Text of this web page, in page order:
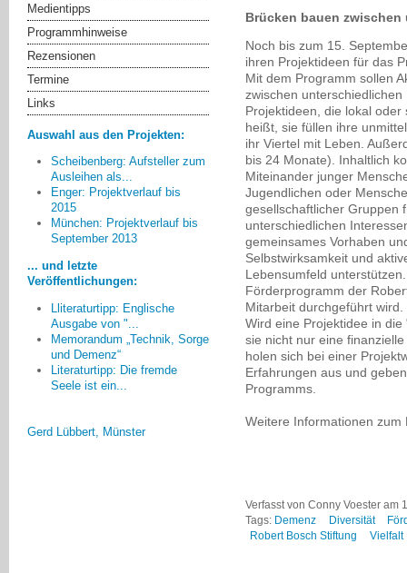
Brücken bauen
Noch bis zum 15.
ihren Projektideen für das
Mit dem Programm sollen
zwischen
Projektideen, die lokal
heißt, sie füllen ihre
ihr Viertel mit Leben.
bis 24 Monate). Inhaltlich
Miteinander junger
Jugendlichen oder
gesellschaftlicher Gruppen
unterschiedlichen
gemeinsames Vorhaben
Selbstwirksamkeit und
Lebensumfeld
Förderprogramm der
Mitarbeit durchgeführt wird.
Wird eine Projektidee in
sie nicht nur eine
holen sich bei einer
Erfahrungen aus und
Programms.
Weitere Informationen
Verfasst von Conny Voester am
Tags: Demenz Diversität
Robert Bosch Stiftung
Vielfalt
Medientipps
Programmhinweise
Rezensionen
Termine
Links
Auswahl aus den Projekten:
Scheibenberg: Aufsteller zum
Ausleihen als...
Enger: Projektverlauf bis
2015
München: Projektverlauf bis
September 2013
... und letzte
Veröffentlichungen:
Lliteraturtipp: Englische
Ausgabe von "...
Memorandum „Technik, Sorge
und Demenz“
Literaturtipp: Die fremde
Seele ist ein...
Eine andere Perspektive
bezieht sich auf die Einsamkeit
nach dem Tod eines
demenzkranken Partners. Hier sind
einer eingeschränkten Mobilität die
Wohnung nicht mehr verlassen
werden kann, und man dort mit
den eigenen Gedanken alleine
bleibt.